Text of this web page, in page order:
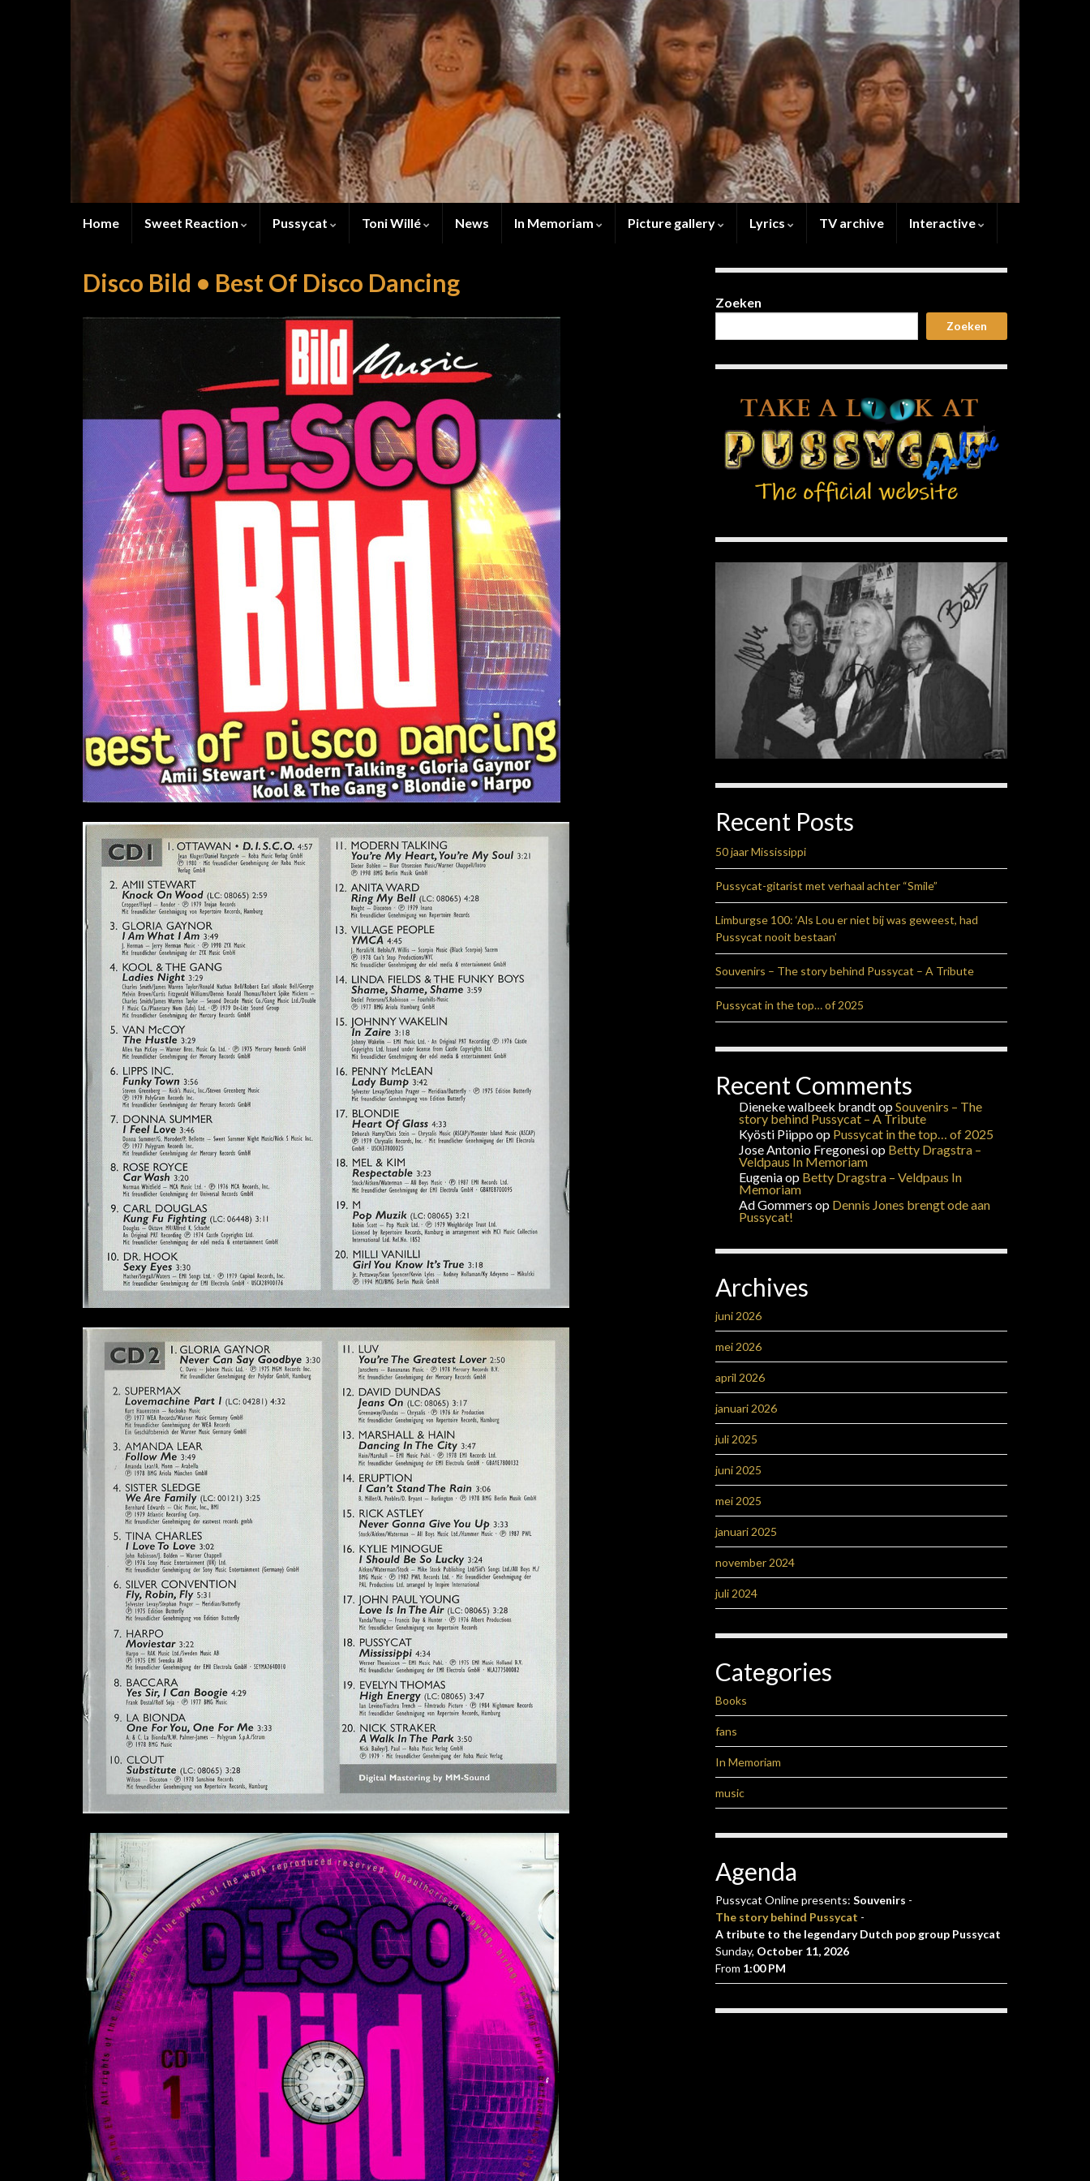
Home Sweet Reaction Pussycat Toni Willé News In Memoriam Picture gallery Lyrics TV archive Interactive
Disco Bild • Best Of Disco Dancing
Zoeken
Zoeken
Recent Posts
50 jaar Mississippi
Pussycat-gitarist met verhaal achter “Smile”
Limburgse 100: ‘Als Lou er niet bij was geweest, had
Pussycat nooit bestaan’
Souvenirs – The story behind Pussycat – A Tribute
Pussycat in the top… of 2025
Recent Comments
Dieneke walbeek brandtopSouvenirs – The
story behind Pussycat – A Tribute
Kyösti Piippoop Pussycat in the top… of 2025
Jose Antonio Fregonesiop Betty Dragstra –
Veldpaus In Memoriam
Eugeniaop Betty Dragstra – Veldpaus In
Memoriam
Ad Gommers op Dennis Jones brengt ode aan
Pussycat!
Archives
juni 2026
mei 2026
april 2026
januari 2026
juli 2025
juni 2025
mei 2025
januari 2025
november 2024
juli 2024
Categories
Books
fans
In Memoriam
music
Agenda
Pussycat Online presents: Souvenirs -
The story behind Pussycat -
A tribute to the legendary Dutch pop group Pussycat
Sunday, October 11, 2026
From 1:00 PM